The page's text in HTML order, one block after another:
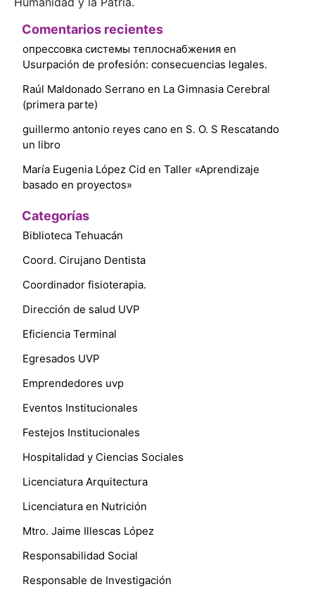
Comentarios recientes
опрессовка системы теплоснабжения en
Usurpación de profesión: consecuencias legales.
Raúl Maldonado Serrano en La Gimnasia Cerebral
(primera parte)
guillermo antonio reyes cano en S. O. S Rescatando
un libro
María Eugenia López Cid en Taller «Aprendizaje
basado en proyectos»
Categorías
Biblioteca Tehuacán
Coord. Cirujano Dentista
Coordinador fisioterapia.
Dirección de salud UVP
Eficiencia Terminal
Egresados UVP
Emprendedores uvp
Eventos Institucionales
Festejos Institucionales
Hospitalidad y Ciencias Sociales
Licenciatura Arquitectura
Licenciatura en Nutrición
Mtro. Jaime Illescas López
Responsabilidad Social
Responsable de Investigación